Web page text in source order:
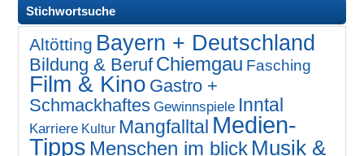
Stichwortsuche
Altötting Bayern + Deutschland
Bildung & Beruf Chiemgau Fasching
Film & Kino Gastro +
Schmackhaftes Gewinnspiele Inntal
Karriere Kultur Mangfalltal Medien-
Tipps Menschen im blick Musik &